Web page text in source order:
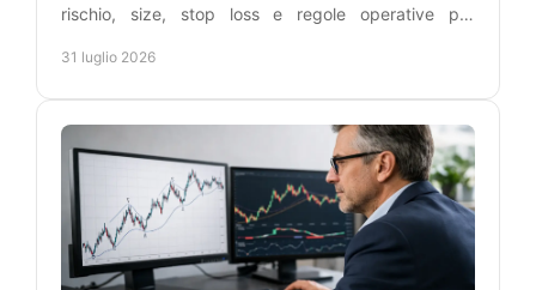
rischio, size, stop loss e regole operative per
disciplina.
31 luglio 2026